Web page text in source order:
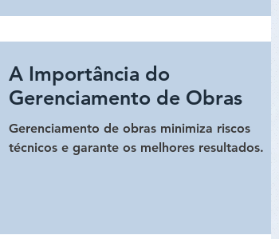
A Importância do
Gerenciamento de Obras
Gerenciamento de obras minimiza riscos
técnicos e garante os melhores resultados.